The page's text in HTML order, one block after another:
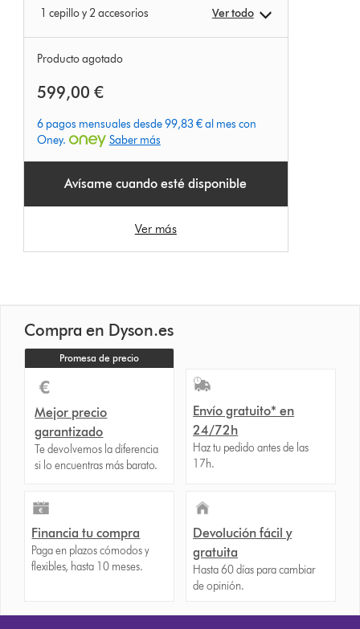
1 cepillo y 2 accesorios Ver todo
Producto agotado
599,00 €
6 pagos mensuales desde 99,83 € al mes con
Oney.
Saber más
Avísame cuando esté disponible
Ver más
Compra en Dyson.es
Promesa de precio
Mejor precio
garantizado
Te devolvemos la diferencia
si lo encuentras más barato.
Envío gratuito* en
24/72h
Haz tu pedido antes de las
17h.
Financia tu compra
Paga en plazos cómodos y
flexibles, hasta 10 meses.
Devolución fácil y
gratuita
Hasta 60 días para cambiar
de opinión.